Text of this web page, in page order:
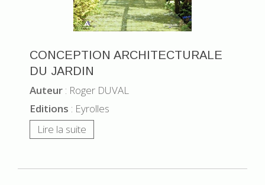
CONCEPTION ARCHITECTURALE
DU JARDIN
Auteur : Roger DUVAL
Editions : Eyrolles
Lire la suite